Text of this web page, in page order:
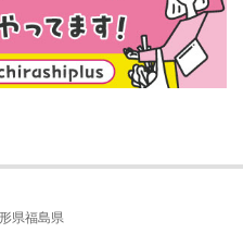
県福島県